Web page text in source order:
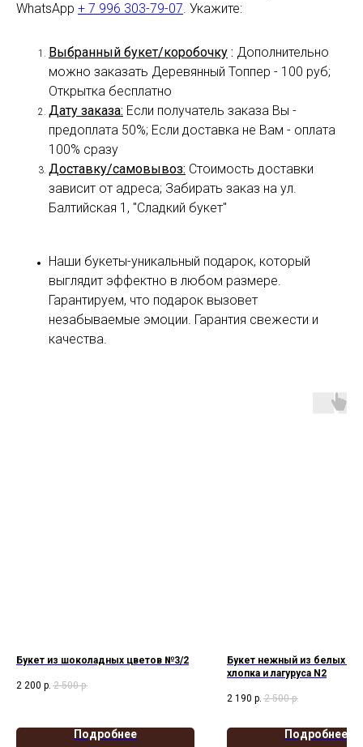
WhatsApp + 7 996 303-79-07. Укажите:
Выбранный букет/коробочку : Дополнительно
можно заказать Деревянный Топпер - 100 руб;
Открытка бесплатно
Дату заказа: Если получатель заказа Вы -
предоплата 50%; Если доставка не Вам - оплата
100% сразу
Доставку/самовывоз: Стоимость доставки
зависит от адреса; Забирать заказ на ул.
Балтийская 1, "Сладкий букет"
Наши букеты-уникальный подарок, который
выглядит эффектно в любом размере.
Гарантируем, что подарок вызовет
незабываемые эмоции. Гарантия свежести и
качества.
Букет из шоколадных цветов №3/2
2 200 р. 2 500 р.
Подробнее
Букет нежный из белых
хлопка и лагуруса N2
2 190 р. 2 500 р.
Подробнее